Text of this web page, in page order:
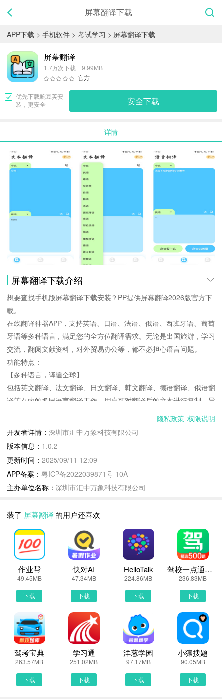
屏幕翻译下载
APP下载 > 手机软件 > 考试学习 > 屏幕翻译下载
屏幕翻译
1.7万次下载 9.99MB
官方
优先下载豌豆荚安
装，更安全
安全下载
详情
屏幕翻译下载介绍
想要查找手机版屏幕翻译下载安装？PP提供屏幕翻译2026版官方下
载。
在线翻译神器APP，支持英语、日语、法语、俄语、西班牙语、葡萄
牙语等多种语言，满足您的全方位翻译需求。无论是出国旅游，学习
交流，翻阅文献资料，对外贸易办公等，都不必担心语言问题。
功能特点：
【多种语言，译遍全球】
包括英文翻译、法文翻译、日文翻译、韩文翻译、德语翻译、俄语翻
译等在内的多国语言翻译工作，用户可对翻译后的文本进行复制、导
高分辨率录音翻译，边说边译，无需手动输入便可快速翻译英语、日
语等多种语言，满足出国翻译、旅行翻译、旅游购物翻译、英语学习
翻译等需求。
屏幕翻译更新说明：
1、优化用户体验。
2、修复bug。
屏幕翻译1.0.2 下载安装说明：
下载屏幕翻译到手机上面的方法有很多。 安卓系统的手机可以在豌
豆荚或者PP助手等手机助手里面一键下载安装！也可以通过电脑端
用手机扫描屏幕翻译下载的二维码获取下载链接！有手机端直接访问
网页下载也是可以的，下面就为大家介绍下手机网页怎么下载最新屏
幕翻译1.0.2
第一步：
首先，我们手机里要有一个浏览器，小编比较喜欢用UC浏览器，当
然可以用手机都是自带网页浏览器的，我这边使用的是华为手机下载
最新屏幕翻译
隐私政策 权限说明
开发者详情： 深圳市汇中万象科技有限公司
版本信息： 1.0.2
更新时间： 2025/09/11 12:09
APP备案： 粤ICP备2022039871号-10A
主办单位名称： 深圳市汇中万象科技有限公司
装了 屏幕翻译 的用户还喜欢
作业帮
49.45MB
下载
快对AI
47.34MB
下载
HelloTalk
224.86MB
下载
驾校一点通极速版
236.83MB
下载
驾考宝典
263.57MB
下载
学习通
251.02MB
下载
洋葱学园
97.17MB
下载
小猿搜题
90.05MB
下载